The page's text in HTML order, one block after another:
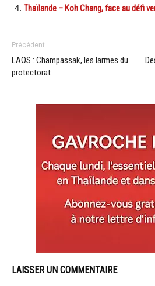
Thaïlande – Koh Chang, face au défi
Précédent
LAOS : Champassak, les larmes du
protectorat
LAISSER UN COMMENTAIRE